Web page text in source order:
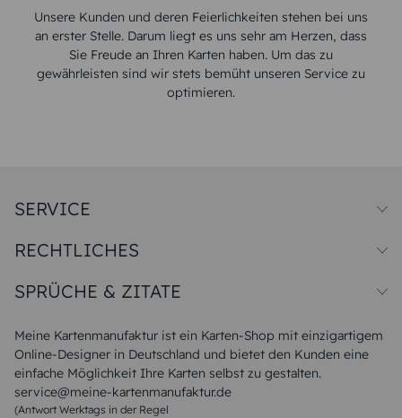
Unsere Kunden und deren Feierlichkeiten stehen bei uns
an erster Stelle. Darum liegt es uns sehr am Herzen, dass
Sie Freude an Ihren Karten haben. Um das zu
gewährleisten sind wir stets bemüht unseren Service zu
optimieren.
Meine Kartenmanufaktur ist ein Karten-Shop mit einzigartigem
Online-Designer in Deutschland und bietet den Kunden eine
einfache Möglichkeit Ihre Karten selbst zu gestalten.
service@meine-kartenmanufaktur.de
(Antwort Werktags in der Regel
SERVICE
Papiersorten
Unsere Produktion
Magazin
FAQ
RECHTLICHES
Widerrufsbelehrung
SPRÜCHE & ZITATE
Liebeskummer Sprüche
Sommer Sprüche
Muttertagssprüche
Sprüche zur Hochzeit
Sprüche zur Konfirmation & Kommunion